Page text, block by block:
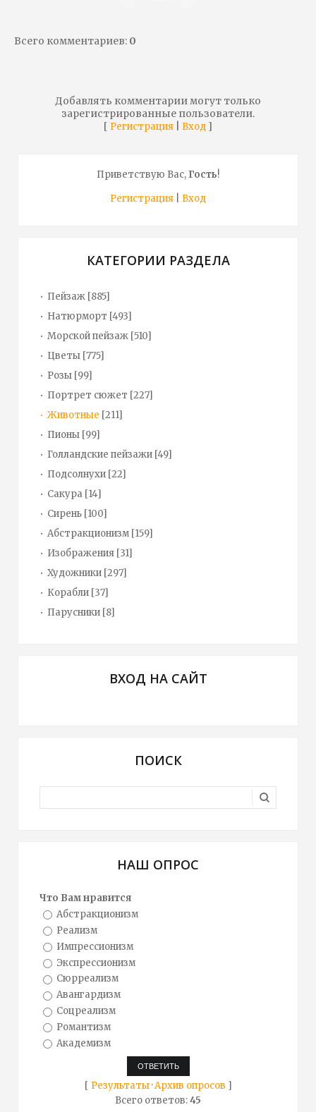
Всего комментариев: 0
Добавлять комментарии могут только
зарегистрированные пользователи.
[ Регистрация Вход ]
Приветствую Вас,Гость!
Регистрация
Вход
КАТЕГОРИИ РАЗДЕЛА
Пейзаж [885]
Натюрморт [493]
Морской пейзаж [510]
Цветы [775]
Розы [99]
Портрет сюжет [227]
Животные [211]
Пионы [99]
Голландские пейзажи [49]
Подсолнухи [22]
Сакура [14]
Сирень [100]
Абстракционизм [159]
Изображения [31]
Художники [297]
Корабли [37]
Парусники [8]
ВХОД НА САЙТ
ПОИСК
НАШ ОПРОС
Что Вам нравится
Абстракционизм
Реализм
Импрессионизм
Экспрессионизм
Сюрреализм
Авангардизм
Соцреализм
Романтизм
Академизм
[ Результаты·Архив опросов ]
Всего ответов:45